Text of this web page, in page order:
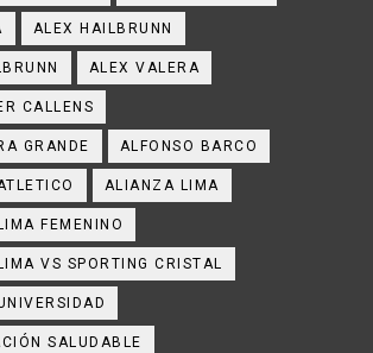
ALEX HAILBRUNN
ALEX VALERA
CALLENS
GRANDE ALFONSO BARCO
ALIANZA LIMA
FEMENINO
VS SPORTING CRISTAL
SALUDABLE